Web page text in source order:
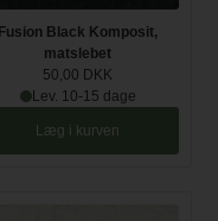
Fusion Black Komposit,
matslebet
50,00 DKK
Lev. 10-15 dage
Læg i kurven